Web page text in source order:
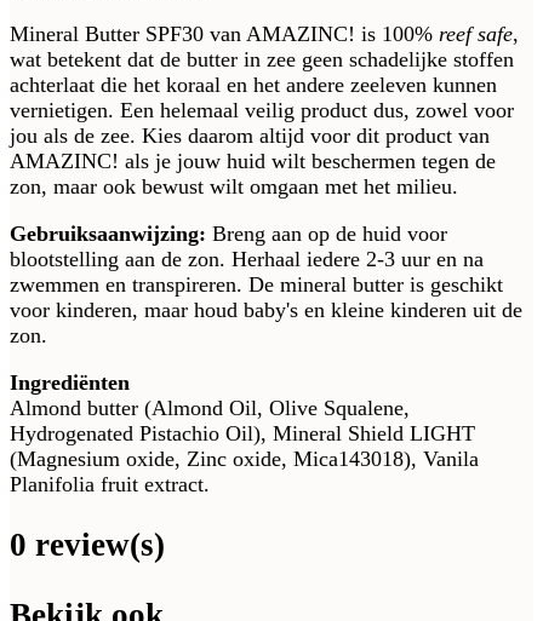
Mineral Butter SPF30 van AMAZINC! is 100% reef safe,
wat betekent dat de butter in zee geen schadelijke stoffen
achterlaat die het koraal en het andere zeeleven kunnen
vernietigen. Een helemaal veilig product dus, zowel voor
jou als de zee. Kies daarom altijd voor dit product van
AMAZINC! als je jouw huid wilt beschermen tegen de
zon, maar ook bewust wilt omgaan met het milieu.
Gebruiksaanwijzing: Breng aan op de huid voor
blootstelling aan de zon. Herhaal iedere 2-3 uur en na
zwemmen en transpireren. De mineral butter is geschikt
voor kinderen, maar houd baby's en kleine kinderen uit de
zon.
Ingrediënten
Almond butter (Almond Oil, Olive Squalene,
Hydrogenated Pistachio Oil), Mineral Shield LIGHT
(Magnesium oxide, Zinc oxide, Mica143018), Vanila
Planifolia fruit extract.
0 review(s)